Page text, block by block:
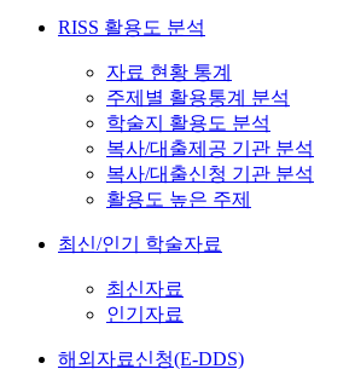
RISS 활용도 분석
자료 현황 통계
주제별 활용통계 분석
학술지 활용도 분석
복사/대출제공 기관 분석
복사/대출신청 기관 분석
활용도 높은 주제
최신/인기 학술자료
최신자료
인기자료
해외자료신청(E-DDS)